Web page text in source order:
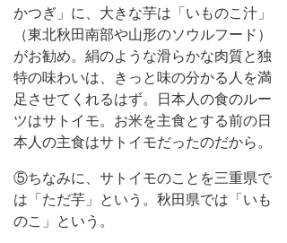
かつぎ」に、大きな芋は「いものこ汁」
（東北秋田南部や山形のソウルフード）
がお勧め。絹のような滑らかな肉質と独
特の味わいは、きっと味の分かる人を満
足させてくれるはず。日本人の食のルー
ツはサトイモ。お米を主食とする前の日
本人の主食はサトイモだったのだから。
⑤ちなみに、サトイモのことを三重県で
は「ただ芋」という。秋田県では「いも
のこ」という。